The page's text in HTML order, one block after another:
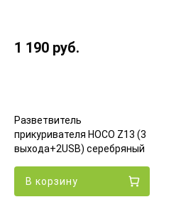
1 190 руб.
Разветвитель
прикуривателя HOCO Z13 (3
выхода+2USB) серебряный
В корзину